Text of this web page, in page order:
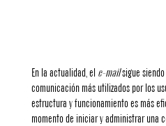
En la actualidad, el e-mailsigue siendo
comunicación más utilizados por los
estructura y funcionamiento es más
momento de iniciar y administrar una